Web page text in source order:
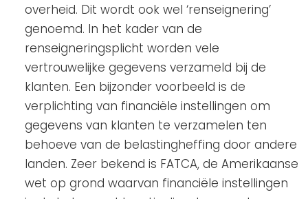
overheid. Dit wordt ook wel ‘renseignering’
genoemd. In het kader van de
renseigneringsplicht worden vele
vertrouwelijke gegevens verzameld bij de
klanten. Een bijzonder voorbeeld is de
verplichting van financiële instellingen om
gegevens van klanten te verzamelen ten
behoeve van de belastingheffing door andere
landen. Zeer bekend is FATCA, de Amerikaanse
wet op grond waarvan financiële instellingen